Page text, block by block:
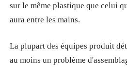
sur le même plastique que celui
aura entre les mains.
La plupart des équipes produit
au moins un problème